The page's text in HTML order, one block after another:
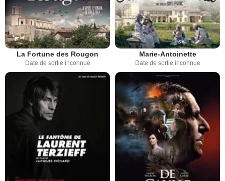
La Fortune des Rougon
Date de sortie inconnue
Marie-Antoinette
Date de sortie inconnue